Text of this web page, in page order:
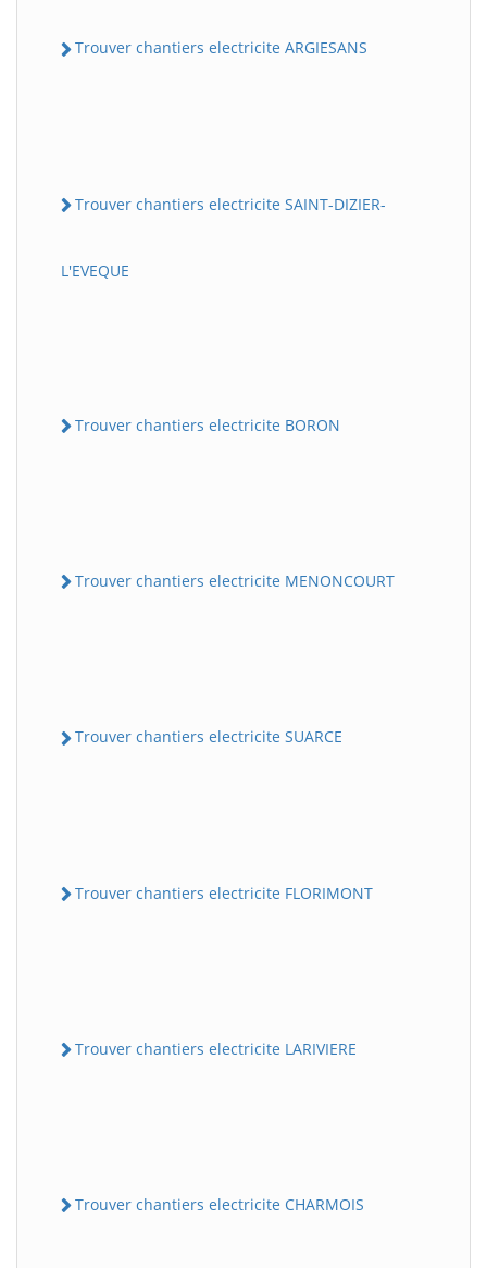
Trouver chantiers electricite ARGIESANS
Trouver chantiers electricite SAINT-DIZIER-
L'EVEQUE
Trouver chantiers electricite BORON
Trouver chantiers electricite MENONCOURT
Trouver chantiers electricite SUARCE
Trouver chantiers electricite FLORIMONT
Trouver chantiers electricite LARIVIERE
Trouver chantiers electricite CHARMOIS